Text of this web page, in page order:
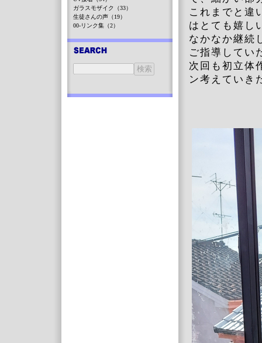
これまでと違
はとても嬉し
なかなか継続
ご指導してい
次回も初立体
ン考えていき
ガラスモザイク（33）
生徒さんの声（19）
00-リンク集（2）